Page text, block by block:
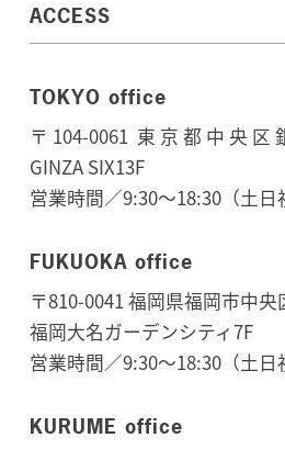
ACCESS
TOKYO office
〒104-0061 東京都中央
GINZA SIX13F
営業時間／9:30～18:30（土日
FUKUOKA office
〒810-0041 福岡県福岡市中
福岡大名ガーデンシティ7F
営業時間／9:30～18:30（土日
KURUME office